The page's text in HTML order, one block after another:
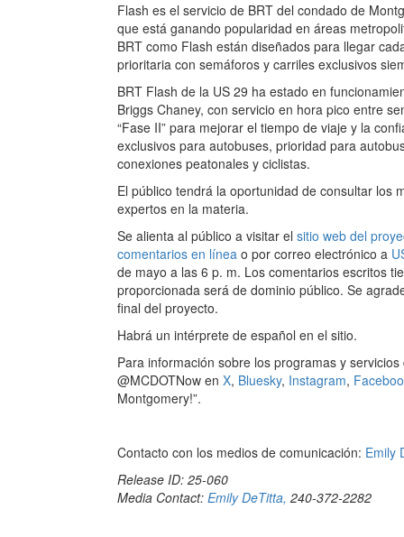
Flash es el servicio de BRT del condado de
que está ganando popularidad en áreas
BRT como Flash están diseñados para llegar
prioritaria con semáforos y carriles exclusivos
BRT Flash de la US 29 ha estado en
Briggs Chaney, con servicio en hora pico entre
“Fase II” para mejorar el tiempo de viaje y la
exclusivos para autobuses, prioridad para
conexiones peatonales y ciclistas.
El público tendrá la oportunidad de consultar los
expertos en la materia.
Se alienta al público a visitar el sitio web del
comentarios en línea o por correo electrónico a
de mayo a las 6 p. m. Los comentarios escritos
proporcionada será de dominio público. Se
final del proyecto.
Habrá un intérprete de español en el sitio.
Para información sobre los programas y
@MCDOTNow en X, Bluesky, Instagram,
Montgomery!”.
Contacto con los medios de comunicación: Emily
Release ID: 25-060
Media Contact: Emily DeTitta, 240-372-2282